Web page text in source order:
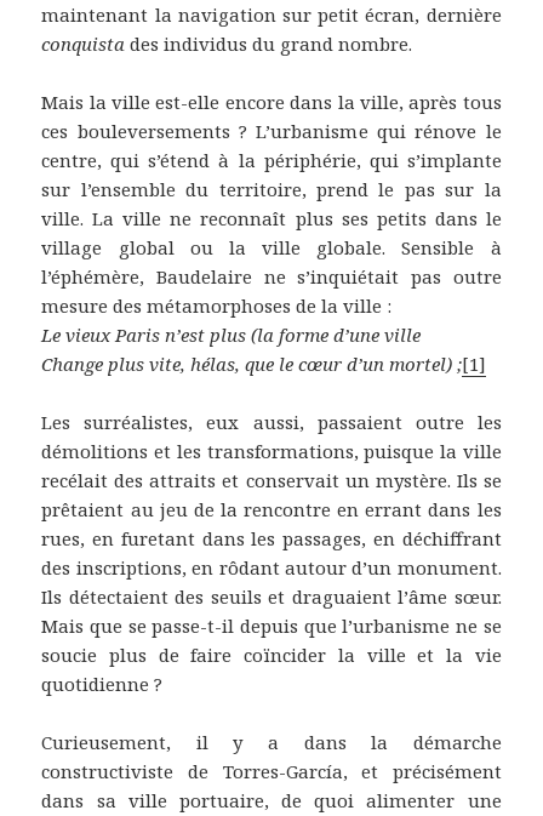
maintenant la navigation sur petit écran, dernière
conquista des individus du grand nombre.
Mais la ville est-elle encore dans la ville, après tous
ces bouleversements ? L’urbanisme qui rénove le
centre, qui s’étend à la périphérie, qui s’implante
sur l’ensemble du territoire, prend le pas sur la
ville. La ville ne reconnaît plus ses petits dans le
village global ou la ville globale. Sensible à
l’éphémère, Baudelaire ne s’inquiétait pas outre
mesure des métamorphoses de la ville :
Le vieux Paris n’est plus (la forme d’une ville
Change plus vite, hélas, que le cœur d’un mortel) ;[1]
Les surréalistes, eux aussi, passaient outre les
démolitions et les transformations, puisque la ville
recélait des attraits et conservait un mystère. Ils se
prêtaient au jeu de la rencontre en errant dans les
rues, en furetant dans les passages, en déchiffrant
des inscriptions, en rôdant autour d’un monument.
Ils détectaient des seuils et draguaient l’âme sœur.
Mais que se passe-t-il depuis que l’urbanisme ne se
soucie plus de faire coïncider la ville et la vie
quotidienne ?
Curieusement, il y a dans la démarche
constructiviste de Torres-García, et précisément
dans sa ville portuaire, de quoi alimenter une